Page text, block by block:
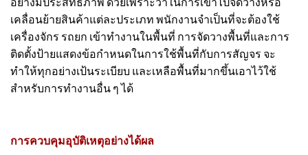
เคลื่อนย้ายสินค้าแต่ละประเภท พนักงานจำเป็นที่จะต้องใช้
เครื่องจักร รถยก เข้าทำงานในพื้นที่ การจัดวางพื้นที่และการ
ติดตั้งป้ายแสดงข้อกำหนดในการใช้พื้นที่กับการสัญจร จะ
ทำให้ทุกอย่างเป้นระเบียบ และเหลือพื้นที่มากขึ้นเอาไว้ใช้
สำหรับการทำงานอื่น ๆ ได้
การควบคุมอุบัติเหตุอย่างได้ผล